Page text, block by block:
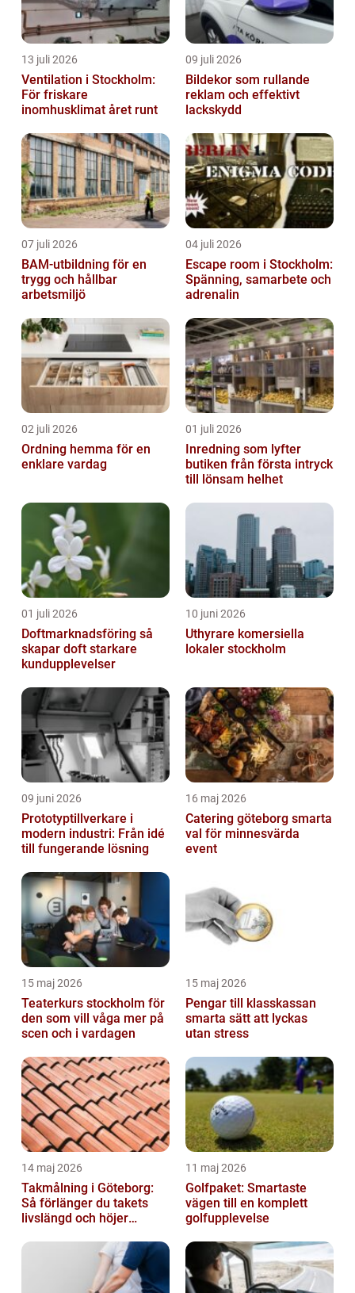
13 juli 2026
Ventilation i Stockholm:
För friskare
inomhusklimat året runt
09 juli 2026
Bildekor som rullande
reklam och effektivt
lackskydd
07 juli 2026
BAM-utbildning för en
trygg och hållbar
arbetsmiljö
04 juli 2026
Escape room i Stockholm:
Spänning, samarbete och
adrenalin
02 juli 2026
Ordning hemma för en
enklare vardag
01 juli 2026
Inredning som lyfter
butiken från första intryck
till lönsam helhet
01 juli 2026
Doftmarknadsföring så
skapar doft starkare
kundupplevelser
10 juni 2026
Uthyrare komersiella
lokaler stockholm
09 juni 2026
Prototyptillverkare i
modern industri: Från idé
till fungerande lösning
16 maj 2026
Catering göteborg smarta
val för minnesvärda
event
15 maj 2026
Teaterkurs stockholm för
den som vill våga mer på
scen och i vardagen
15 maj 2026
Pengar till klasskassan
smarta sätt att lyckas
utan stress
14 maj 2026
Takmålning i Göteborg:
Så förlänger du takets
livslängd och höjer
11 maj 2026
Golfpaket: Smartaste
vägen till en komplett
golfupplevelse